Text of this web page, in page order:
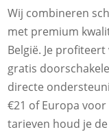
Wij combineren
met premium
België.​ Je
gratis
directe
€21 of Europa
tarieven houd je de